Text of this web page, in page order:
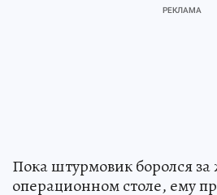
Пока штурмовик боролся
операционном столе, ему